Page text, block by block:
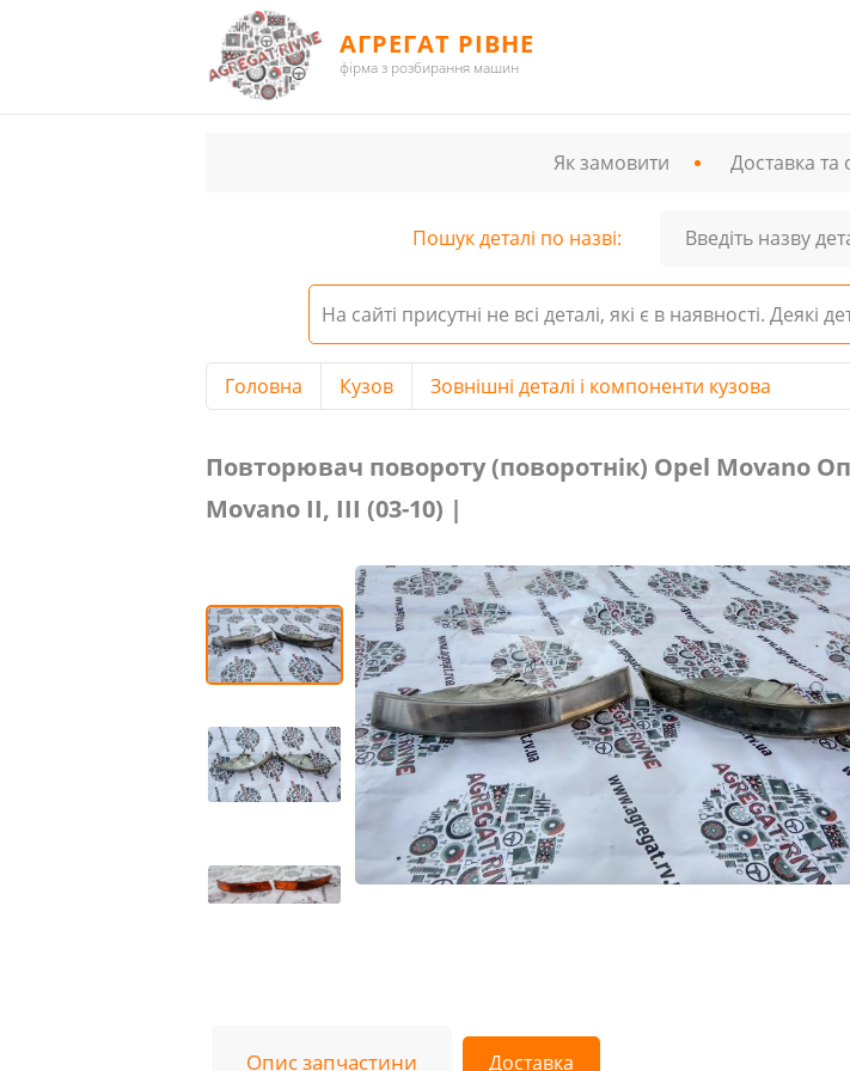
АГРЕГАТ РІВНЕ
фірма з розбирання машин
Як замовити Доставка та
Пошук деталі по назві:
На сайті присутні не всі деталі, які є в наявності.
Головна Кузов
Зовнішні деталі і компоненти кузова
Повторювач повороту (поворотнік) Opel Movano
Movano II, III (03-10) |
Опис запчастини Доставка